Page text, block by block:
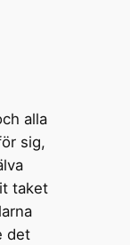
alla
sig,
taket
det